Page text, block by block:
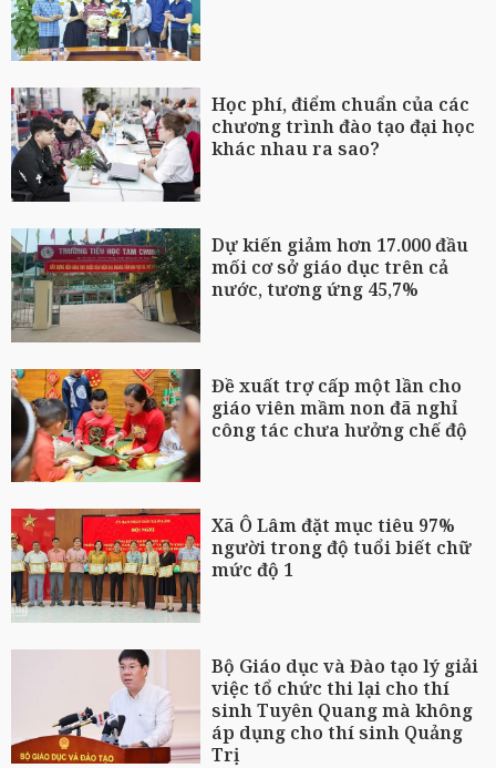
Học phí, điểm chuẩn của các
chương trình đào tạo đại học
khác nhau ra sao?
Dự kiến giảm hơn 17.000 đầu
mối cơ sở giáo dục trên cả
nước, tương ứng 45,7%
Đề xuất trợ cấp một lần cho
giáo viên mầm non đã nghỉ
công tác chưa hưởng chế độ
Xã Ô Lâm đặt mục tiêu 97%
người trong độ tuổi biết chữ
mức độ 1
Bộ Giáo dục và Đào tạo lý giải
việc tổ chức thi lại cho thí
sinh Tuyên Quang mà không
áp dụng cho thí sinh Quảng
Trị